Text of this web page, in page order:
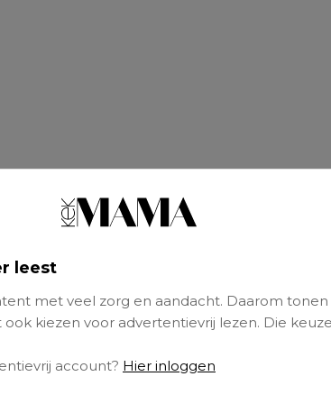
leest
met veel zorg en aandacht. Daarom tonen
kiezen voor advertentievrij lezen. Die
account? Hier inloggen